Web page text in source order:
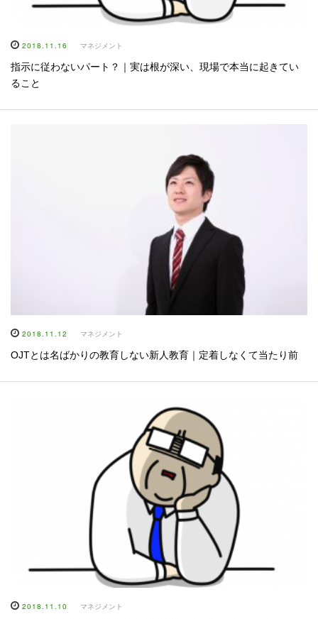
2018.11.16 マネジメント
指示に従わないパート？｜実は根が深い、現場で本当に起きてい
ること
2018.11.12 マネジメント
OJTとは名ばかりの教育しない新人教育｜定着しなくて当たり前
2018.11.10 マネジメント